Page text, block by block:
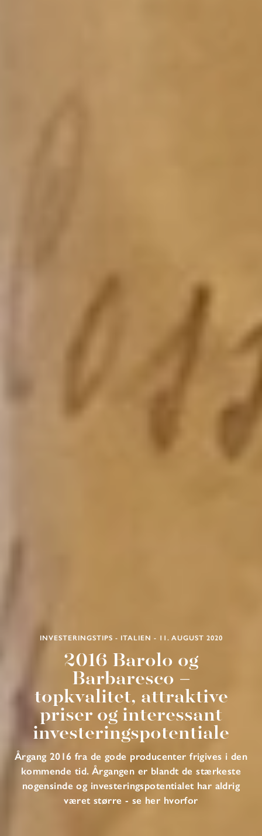
INVESTERINGSTIPS - ITALIEN - 11. AUGUST 2020
2016 Barolo og
Barbaresco –
topkvalitet, attraktive
priser og interessant
investeringspotentiale
Årgang 2016 fra de gode producenter frigives i den
kommende tid. Årgangen er blandt de stærkeste
nogensinde og investeringspotentialet har aldrig
været større - se her hvorfor